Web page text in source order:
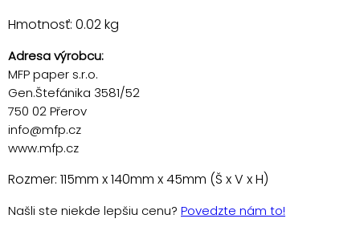
Hmotnosť: 0.02 kg
Adresa výrobcu:
MFP paper s.r.o.
Gen.Štefánika 3581/52
750 02 Přerov
info@mfp.cz
www.mfp.cz
Rozmer: 115mm x 140mm x 45mm (Š x V x H)
Našli ste niekde lepšiu cenu? Povedzte nám to!